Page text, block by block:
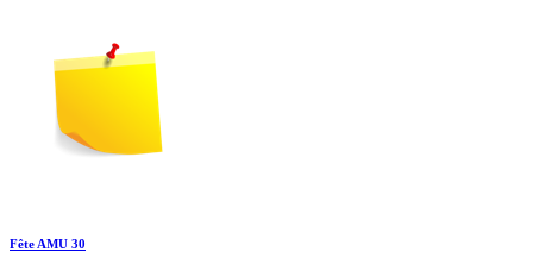
Fête AMU 30